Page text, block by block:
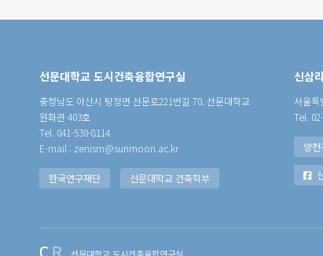
선문대학교 도시건축융합연구실
충청남도 아산시 탕정면 선문로221번길 70, 선문대학교
원화관 403호
Tel. 041-530-8114
E-mail : zenism@sunmoon.ac.kr
한국연구재단 선문대학교 건축학부
신삼
서울특
Tel.
양천